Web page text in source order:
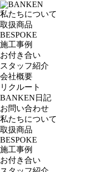
私たちについて
取扱商品
BESPOKE
施工事例
お付き合い
スタッフ紹介
会社概要
リクルート
BANKEN日記
お問い合わせ
私たちについて
取扱商品
BESPOKE
施工事例
お付き合い